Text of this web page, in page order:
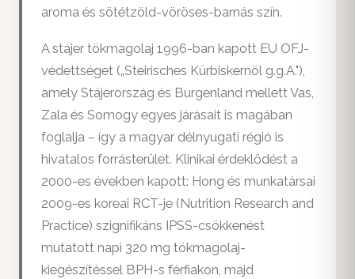
aroma és sötétzöld-vöröses-barnás szín.
A stájer tökmagolaj 1996-ban kapott EU OFJ-
védettséget („Steirisches Kürbiskernöl g.g.A."),
amely Stájerország és Burgenland mellett Vas,
Zala és Somogy egyes járásait is magában
foglalja – így a magyar délnyugati régió is
hivatalos forrásterület. Klinikai érdeklődést a
2000-es években kapott: Hong és munkatársai
2009-es koreai RCT-je (Nutrition Research and
Practice) szignifikáns IPSS-csökkenést
mutatott napi 320 mg tökmagolaj-
kiegészítéssel BPH-s férfiakon, majd